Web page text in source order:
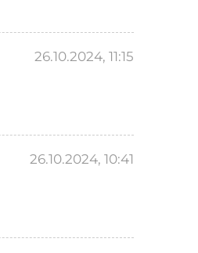
26.10.2024, 11:15
26.10.2024, 10:41